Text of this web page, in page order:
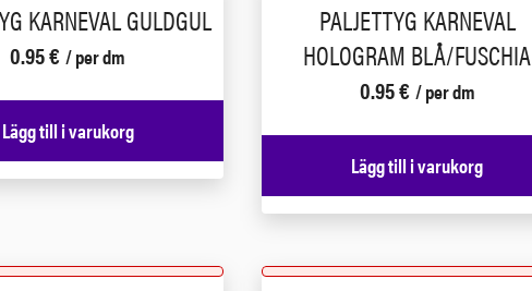
KARNEVAL GULDGUL
0.95€ / per dm
Lägg till i varukorg
PALJETTYG KARNEVAL
HOLOGRAM BLÅ/FUSCHIA
0.95€ / per dm
Lägg till i varukorg